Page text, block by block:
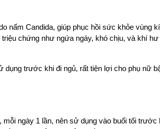
nấm Candida, giúp phục hồi sức khỏe vùng
chứng như ngứa ngáy, khó chịu, và khí
trước khi đi ngủ, rất tiện lợi cho phụ nữ
mỗi ngày 1 lần, nên sử dụng vào buổi tối trước